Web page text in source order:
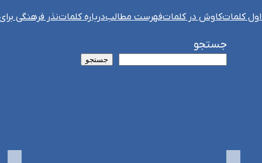
کلماتکاوش در کلماتفهرست مطالبدرباره کلماتنذر فرهنگی
جستجو
جستجو